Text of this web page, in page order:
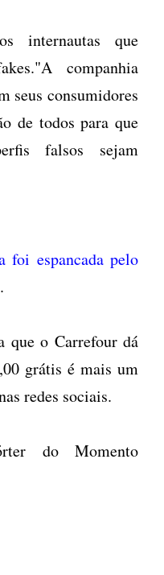
internautas que
companhia
seus consumidores
de todos para que
falsos sejam
foi espancada pelo
.
que o Carrefour dá
grátis é mais um
redes sociais.
do Momento